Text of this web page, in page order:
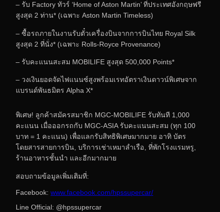
– รับ Factory ทัวร์ ‘Home of Aston Martin’ ที่ประเทศอังกฤษฟรี
สูงสุด 2 ท่าน* (เฉพาะ Aston Martin Timeless)
– ซื้อรถภายในงานรับตั๋วเครื่องบินจากการบินไทย Royal Silk
สูงสุด 2 ที่นั่ง* (เฉพาะ Rolls-Royce Provenance)
– รับคะแนนสะสม MOBILIFE สูงสุด 500,000 Points*
– วงเงินยอดจัดไฟแนนซ์สูงพร้อมเรทอัตราเงินดาวน์พิเศษจาก
แบรนด์พันธมิตร Alpha X*
พิเศษ! ลูกค้าสมัครสมาชิก MGC-MOBILIFE รับทันที 1,000
คะแนน เมื่อออกรถกับ MGC-ASIA รับคะแนนสะสม (ทุก 100
บาท = 1 คะแนน) เพื่อแลกรับสิทธิพิเศษมากมาย อาทิ บัตร
โดยสารสายการบิน, บริการเช่าเหมาลำเรือ, ที่พักโรงแรมหรู,
ร้านอาหารชั้นนำ และอีกมากมาย
สอบถามข้อมูลเพิ่มเติมที่:
Facebook: www.facebook.com/hpssupercar/
Line Official: @hpssupercar